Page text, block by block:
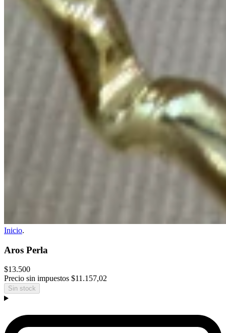
Inicio.
Aros Perla
$13.500
Precio sin impuestos $11.157,02
Sin stock